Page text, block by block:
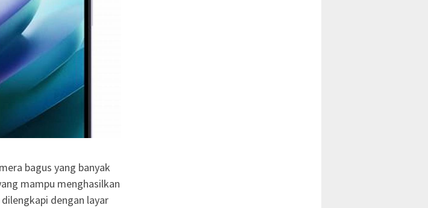
bagus yang banyak
mampu menghasilkan
dengan layar